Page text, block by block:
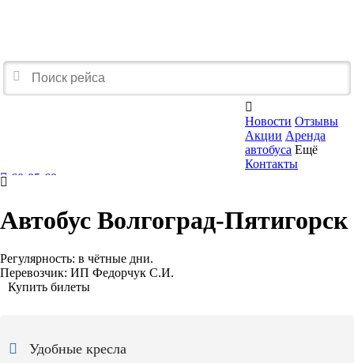

Новости Отзывы
Акции Аренда
автобуса Ещё
Контакты
60-05-60
Автобус Волгоград-Пятигорск
Регулярность: в чётные дни.
Перевозчик: ИП Федорчук С.И.
Купить билеты
Удобные кресла